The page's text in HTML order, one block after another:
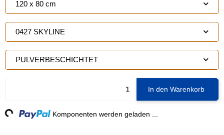
120 x 80 cm
0427 SKYLINE
PULVERBESCHICHTET
In den Warenkorb
Komponenten werden geladen ...